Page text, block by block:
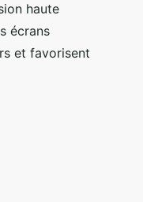
haute
écrans
et favorisent